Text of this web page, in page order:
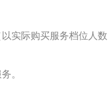
实际购买服务档位人数
。